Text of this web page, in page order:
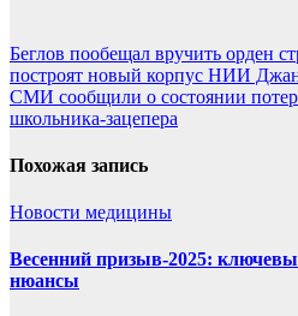
Навигация
по
записям
Беглов пообещал вручить орден
построят новый корпус НИИ
СМИ сообщили о состоянии
школьника-зацепера
Похожая запись
Новости медицины
Весенний призыв-2025:
нюансы